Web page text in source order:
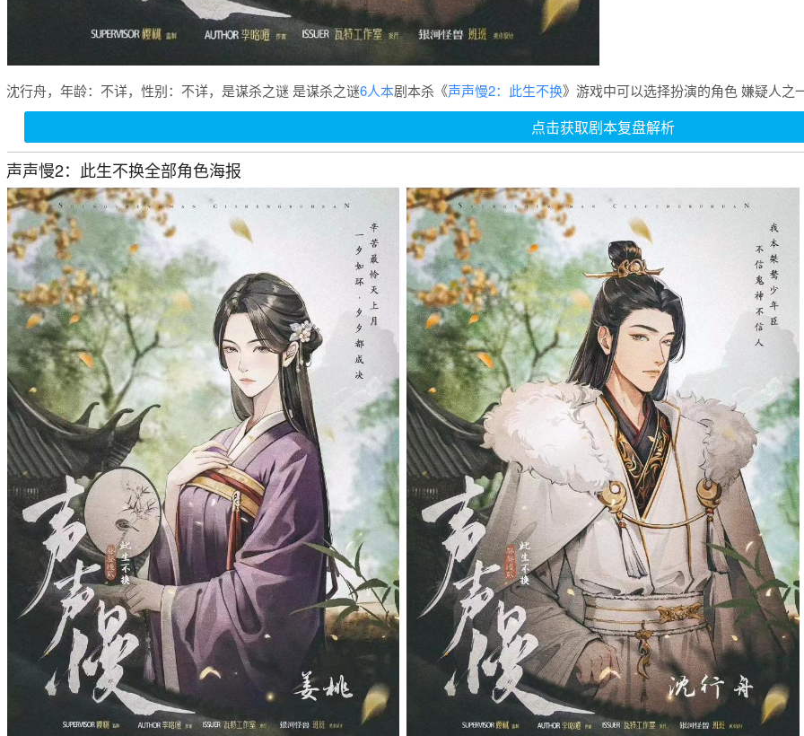
杀
沈行舟，年龄：不详，性别：不详，是谋杀之谜 是谋杀之谜6人本剧本杀《声声慢2：此生不换》游戏中可以选择扮演的角色 嫌疑人之
点击获取剧本复盘解析
声声慢2：此生不换全部角色海报